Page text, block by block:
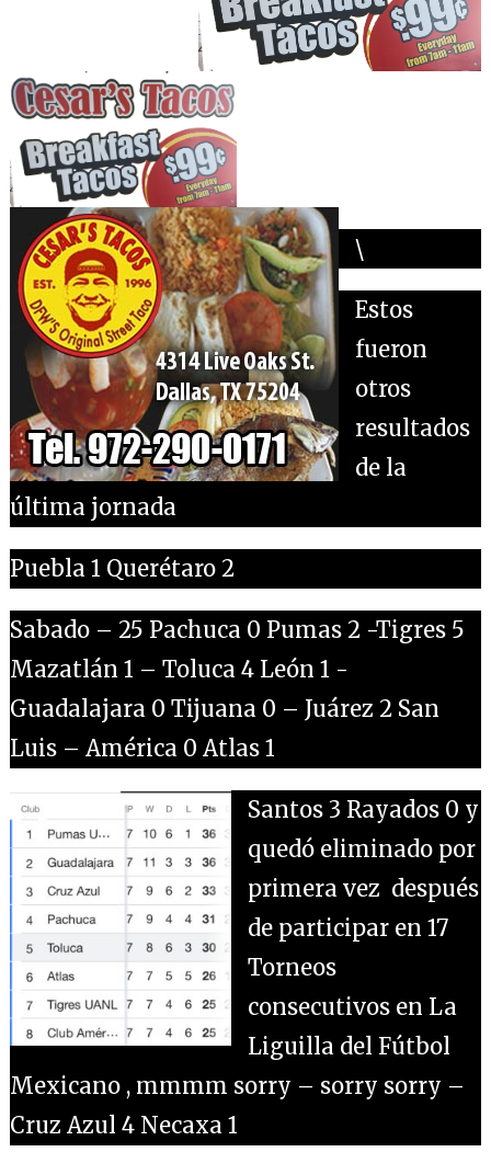
\
Estos
fueron
otros
resultados
de la
última jornada
Puebla 1 Querétaro 2
Sabado – 25 Pachuca 0 Pumas 2 -Tigres 5
Mazatlán 1 – Toluca 4 León 1 -
Guadalajara 0 Tijuana 0 – Juárez 2 San
Luis – América 0 Atlas 1
Santos 3 Rayados 0 y
quedó eliminado por
primera vez después
de participar en 17
Torneos
consecutivos en La
Liguilla del Fútbol
Mexicano , mmmm sorry – sorry sorry –
Cruz Azul 4 Necaxa 1